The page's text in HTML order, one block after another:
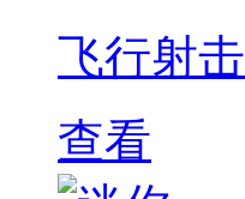
飞行射击
查看